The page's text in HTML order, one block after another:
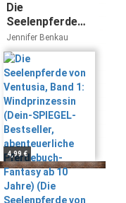
Die
Seelenpferde
von Ventusia,
Band 1:
Windprinzessin
(Dein-SPIEGEL-
Bestseller,
abenteuerliche
Pferdebuch-
Fantasy ab 10
Jahre) (Die
Seelenpferde
von Ventusia, 1)
Jennifer Benkau
4,99 €